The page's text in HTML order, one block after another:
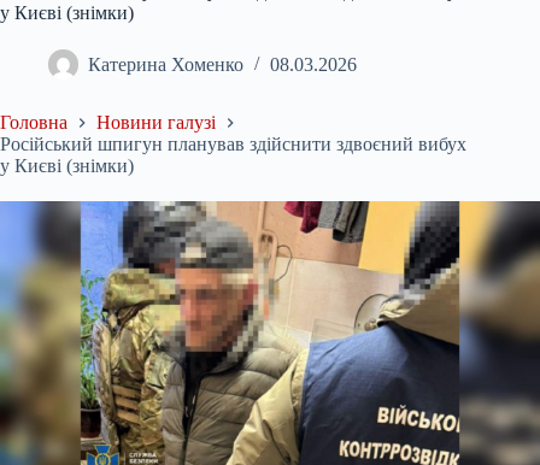
у Києві (знімки)
Катерина Хоменко 08.03.2026
Головна
Новини галузі
Російський шпигун планував здійснити здвоєний вибух
у Києві (знімки)